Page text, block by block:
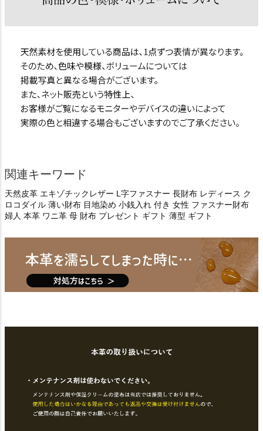
関連キーワード
天然皮革 エキゾチックレザー L字ファスナー 長財布 レディース ク
ロコダイル 薄い財布 目地染め 小銭入れ 付き 女性 ファスナー財布
婦人 本革 ワニ革 母 財布 プレゼント ギフト 薄型 ギフト